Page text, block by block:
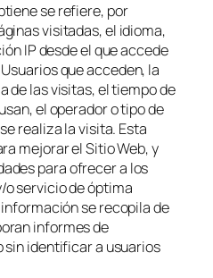
se refiere, por
visitadas, el idioma,
IP desde el que accede
que acceden, la
de las visitas, el tiempo de
el operador o tipo de
realiza la visita. Esta
mejorar el Sitio Web, y
para ofrecer a los
o servicio de óptima
se recopila de
informes de
sin identificar a usuarios